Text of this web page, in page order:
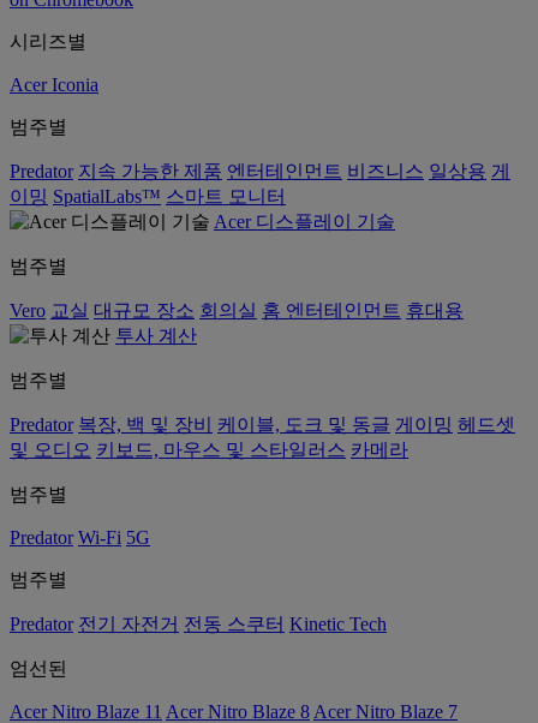
시리즈별
Acer Iconia
범주별
Predator 지속 가능한 제품 엔터테인먼트 비즈니스 일상용 게
이밍 SpatialLabs™ 스마트 모니터
Acer 디스플레이 기술
범주별
Vero 교실 대규모 장소 회의실 홈 엔터테인먼트 휴대용
투사 계산
범주별
Predator 복장, 백 및 장비 케이블, 도크 및 동글 게이밍 헤드셋
및 오디오 키보드, 마우스 및 스타일러스 카메라
범주별
Predator Wi-Fi 5G
범주별
Predator 전기 자전거 전동 스쿠터 Kinetic Tech
엄선된
Acer Nitro Blaze 11 Acer Nitro Blaze 8 Acer Nitro Blaze 7